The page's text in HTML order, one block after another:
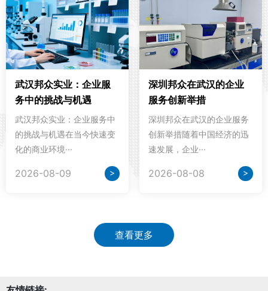
武汉邦众实业：企业服
务中的挑战与机遇
武汉邦众实业：企业服务中
的挑战与机遇在当今快速变
化的商业环境···
2026-08-09 >
深圳邦众在武汉的企业
服务创新举措
深圳邦众在武汉的企业服务
创新举措随着中国经济的迅
速发展，企业···
2026-08-08 >
查看更多